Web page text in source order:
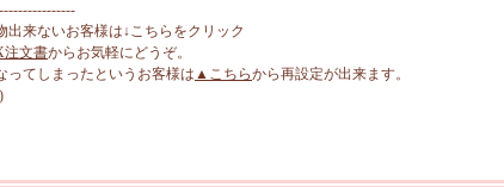
来ないお客様は↓こちらをクリック
注文書からお気軽にどうぞ。
ってしまったというお客様は ▲こちらから再設定が出来ます。